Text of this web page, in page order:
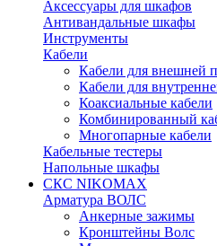
Аксессуары для шкафов
Антивандальные шкафы
Инструменты
Кабели
Кабели для внешней
Кабели для
Коаксиальные кабели
Комбинированный
Многопарные кабели
Кабельные тестеры
Напольные шкафы
СКС NIKOMAX
Арматура ВОЛС
Анкерные зажимы
Кронштейны Волс